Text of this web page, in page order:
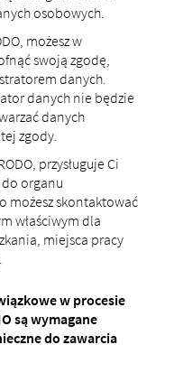
osobowych.
możesz w
swoją zgodę,
danych.
danych nie będzie
danych
zgody.
przysługuje Ci
organu
możesz skontaktować
właściwym dla
miejsca pracy
w procesie
są wymagane
do zawarcia